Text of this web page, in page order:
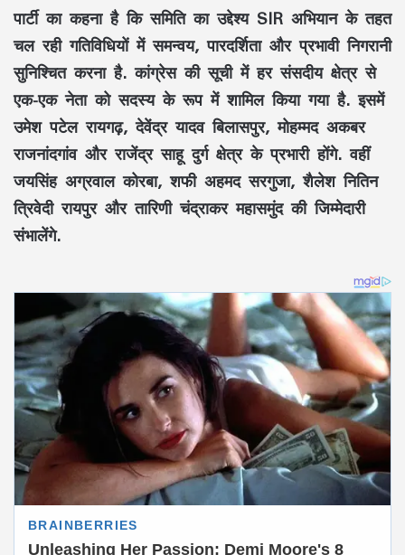
पार्टी का कहना है कि समिति का उद्देश्य SIR अभियान के तहत
चल रही गतिविधियों में समन्वय, पारदर्शिता और प्रभावी निगरानी
सुनिश्चित करना है. कांग्रेस की सूची में हर संसदीय क्षेत्र से
एक-एक नेता को सदस्य के रूप में शामिल किया गया है. इसमें
उमेश पटेल रायगढ़, देवेंद्र यादव बिलासपुर, मोहम्मद अकबर
राजनांदगांव और राजेंद्र साहू दुर्ग क्षेत्र के प्रभारी होंगे. वहीं
जयसिंह अग्रवाल कोरबा, शफी अहमद सरगुजा, शैलेश नितिन
त्रिवेदी रायपुर और तारिणी चंद्राकर महासमुंद की जिम्मेदारी
संभालेंगे.